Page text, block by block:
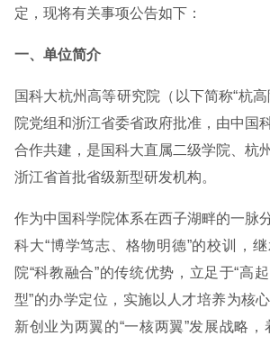
定，现将有关事项公告如下：
一、单位简介
国科大杭州高等研究院（以下简称“杭
院党组和浙江省委省政府批准，由中国
合作共建，是国科大直属二级学院、杭
浙江省首批省级新型研发机构。
作为中国科学院体系在西子湖畔的一脉
科大“博学笃志、格物明德”的校训，
院“科教融合”的传统优势，立足于“高
型”的办学定位，实施以人才培养为核
新创业为两翼的“一核两翼”发展战略，